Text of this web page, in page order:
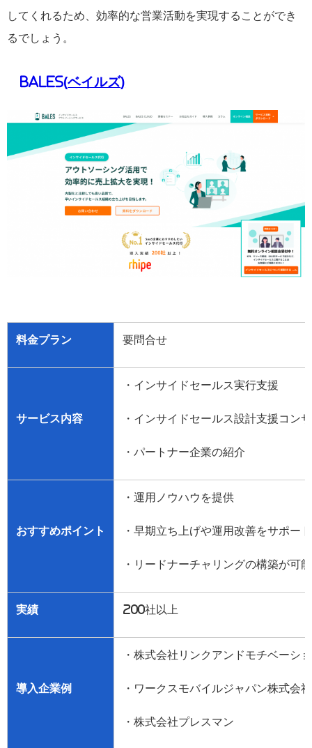
してくれるため、効率的な営業活動を実現することができ
るでしょう。
BALES(ベイルズ)
料金プラン 要問合せ
サービス内容
・インサイドセールス実行支援
・インサイドセールス設計支援コン
・パートナー企業の紹介
おすすめポイント
・運用ノウハウを提供
・早期立ち上げや運用改善をサポート
・リードナーチャリングの構築が可能
実績 200社以上
導入企業例
・株式会社リンクアンドモチベーシ
・ワークスモバイルジャパン株式会社
・株式会社プレスマン